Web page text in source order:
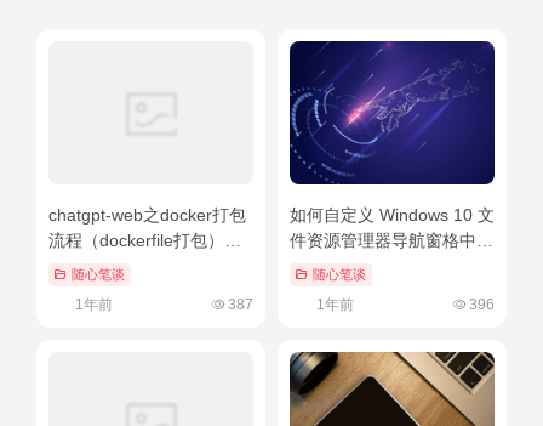
chatgpt-web之docker打包
流程（dockerfile打包）不
看后悔随心笔谈
1年前 387
如何自定义 Windows 10 文
件资源管理器导航窗格中的
项目？随心笔谈
1年前 396